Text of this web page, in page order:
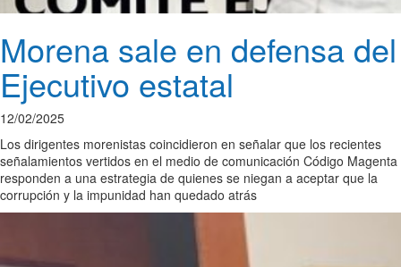
Morena sale en defensa del
Ejecutivo estatal
12/02/2025
Los dirigentes morenistas coincidieron en señalar que los recientes
señalamientos vertidos en el medio de comunicación Código Magenta
responden a una estrategia de quienes se niegan a aceptar que la
corrupción y la impunidad han quedado atrás